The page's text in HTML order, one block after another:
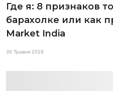
Где я: 8 признаков
барахолке или как
Market India
30 Травня 2018